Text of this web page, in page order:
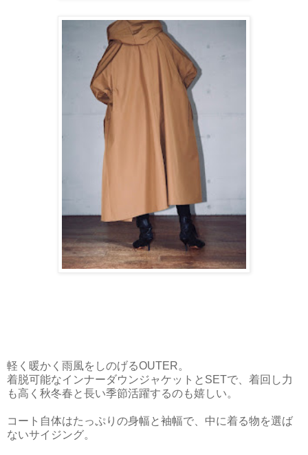
軽く暖かく雨風をしのげるOUTER。
着脱可能なインナーダウンジャケットとSETで、着回し力
も高く秋冬春と長い季節活躍するのも嬉しい。
コート自体はたっぷりの身幅と袖幅で、中に着る物を選ば
ないサイジング。